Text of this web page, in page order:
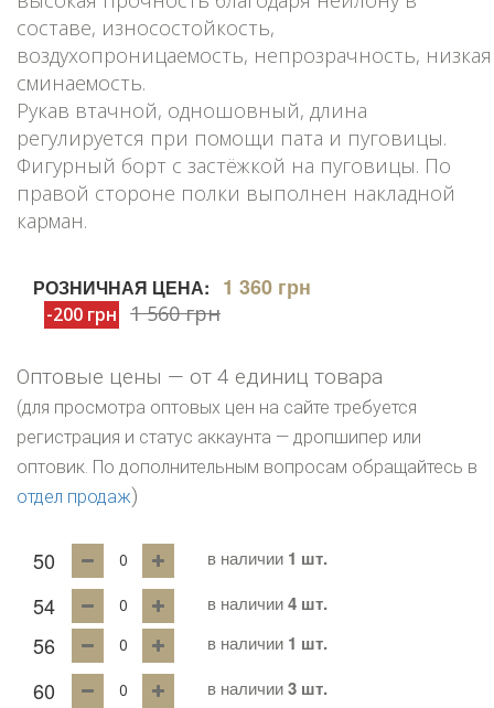
составе, износостойкость,
воздухопроницаемость, непрозрачность, низкая
сминаемость.
Рукав втачной, одношовный, длина
регулируется при помощи пата и пуговицы.
Фигурный борт с застёжкой на пуговицы. По
правой стороне полки выполнен накладной
карман.
РОЗНИЧНАЯ ЦЕНА: 1 360 грн
-200 грн 1 560 грн
Оптовые цены — от 4 единиц товара
(для просмотра оптовых цен на сайте требуется
регистрация и статус аккаунта — дропшипер или
оптовик. По дополнительным вопросам обращайтесь в
отдел продаж)
50 в наличии 1 шт.
54 в наличии4 шт.
56 в наличии 1 шт.
60 в наличии3 шт.